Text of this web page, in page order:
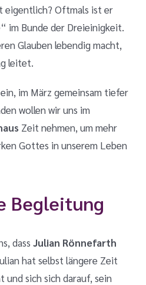
eigentlich? Oftmals ist er
im Bunde der Dreieinigkeit.
Glauben lebendig macht,
leitet.
im März gemeinsam tiefer
wollen wir uns im
Zeit nehmen, um mehr
Gottes in unserem Leben
Begleitung
dass Julian Rönnefarth
hat selbst längere Zeit
und sich sich darauf, sein